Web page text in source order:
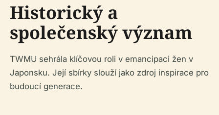
Historický a
společenský význam
TWMU sehrála klíčovou roli v emancipaci žen v
Japonsku. Její sbírky slouží jako zdroj inspirace pro
budoucí generace.